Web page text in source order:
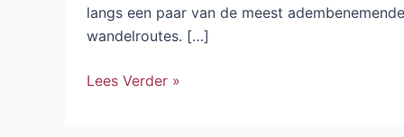
langs een paar van de meest adembenemende
wandelroutes. […]
Lees Verder »